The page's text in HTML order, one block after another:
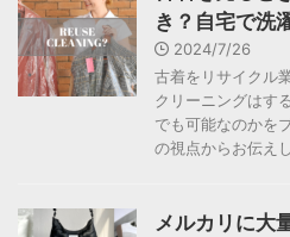
き？自宅で洗
2024/7/26
古着をリサイクル
クリーニングはす
でも可能なのかを
の視点からお伝え
メルカリに大